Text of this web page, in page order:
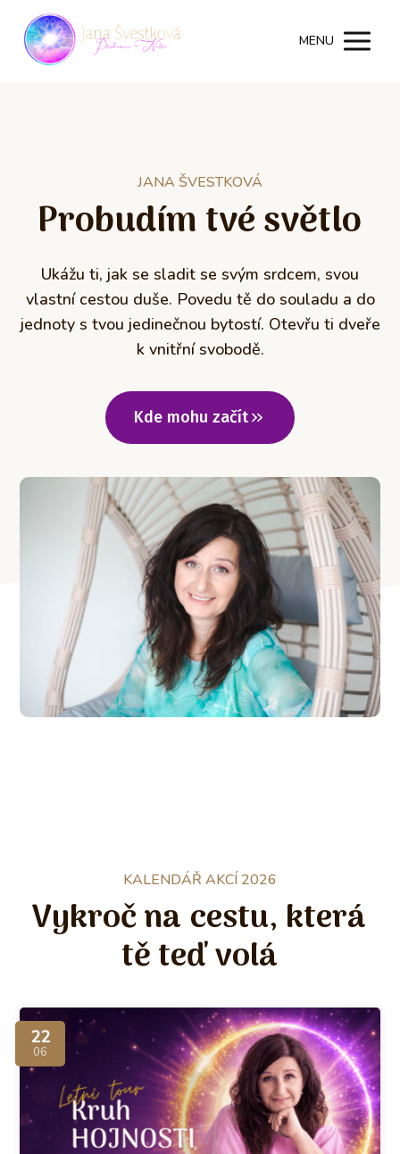
MENU
JANA ŠVESTKOVÁ
Probudím tvé světlo
Ukážu ti, jak se sladit se svým srdcem, svou
vlastní cestou duše. Povedu tě do souladu a do
jednoty s tvou jedinečnou bytostí. Otevřu ti dveře
k vnitřní svobodě.
Kde mohu začít
KALENDÁŘ AKCÍ 2026
Vykroč na cestu, která
tě teď volá
22
06